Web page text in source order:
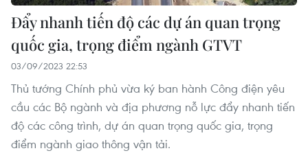
Đẩy nhanh tiến độ các dự án quan trọng
quốc gia, trọng điểm ngành GTVT
03/09/2023 22:53
Thủ tướng Chính phủ vừa ký ban hành Công điện yêu
cầu các Bộ ngành và địa phương nỗ lực đẩy nhanh tiến
độ các công trình, dự án quan trọng quốc gia, trọng
điểm ngành giao thông vận tải.